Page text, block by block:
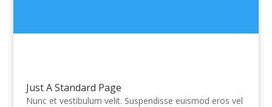
Just A Standard Page
Nunc et vestibulum velit. Suspendisse euismod eros vel